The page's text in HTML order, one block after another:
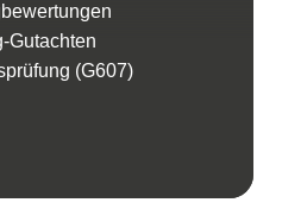
Gutachten
(G607)